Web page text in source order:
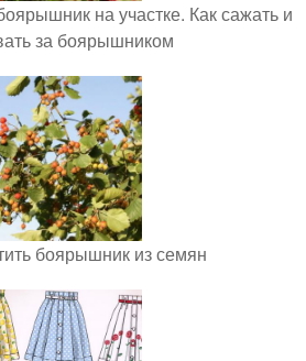
на участке. Как сажать и
за боярышником
боярышник из семян